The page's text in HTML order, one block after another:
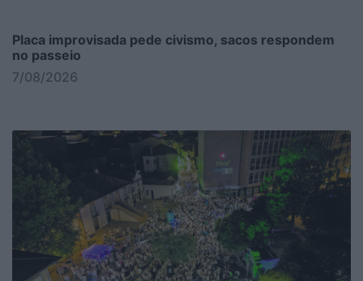
Placa improvisada pede civismo, sacos respondem
no passeio
7/08/2026